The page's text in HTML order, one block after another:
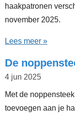
haakpatronen
november 2025.
Lees meer »
De
4 jun 2025
Met de
toevoegen aan je